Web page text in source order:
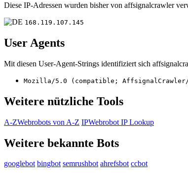
Diese IP-Adressen wurden bisher von affsignalcrawler
168.119.107.145
User Agents
Mit diesen User-Agent-Strings identifiziert sich
Mozilla/5.0 (compatible;
Weitere nützliche Tools
A-ZWebrobots von A-Z IPWebrobot IP Lookup
Weitere bekannte Bots
googlebot bingbot semrushbot ahrefsbot ccbot